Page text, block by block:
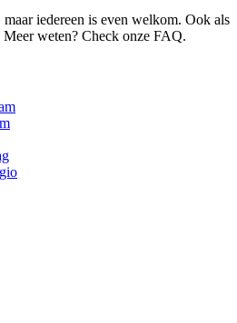
iedereen is even welkom. Ook als
weten? Check onze FAQ.